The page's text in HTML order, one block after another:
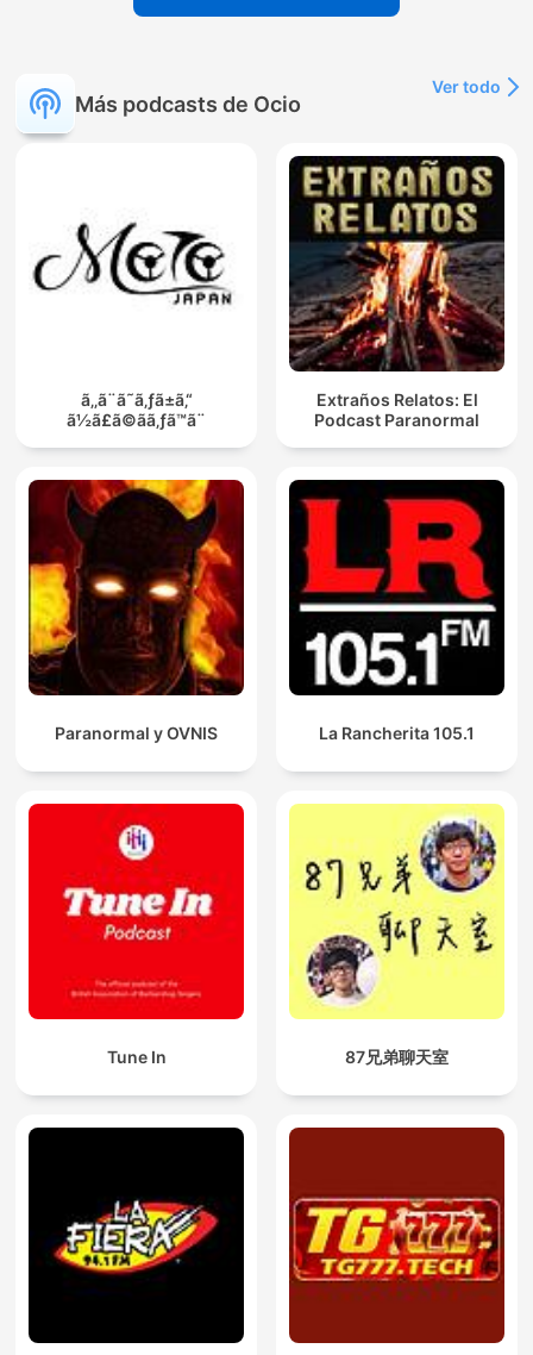
Más podcasts de Ocio
Ver todo
ã‚‚ã¨ã˜ã‚ƒã±ã‚“
ã½ã£ã©ãã‚ƒã™ã¨
Extraños Relatos: El
Podcast Paranormal
Paranormal y OVNIS La Rancherita 105.1
Tune In 87兄弟聊天室